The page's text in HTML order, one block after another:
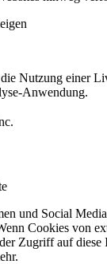
Nutzung einer
Anwendung.
und Social
Cookies von
Zugriff auf diese